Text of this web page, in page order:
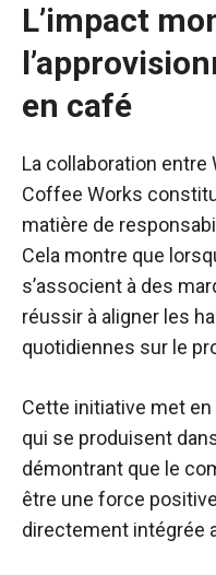
L’impact
en café
La collaboration entre
Coffee Works
matière de
Cela montre que
s’associent à des
réussir à aligner les
quotidiennes sur le
Cette initiative met
qui se produisent
démontrant que le
être une force
directement intégrée